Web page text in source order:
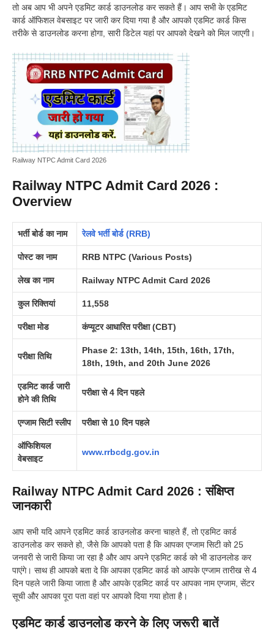
तो अब आप भी अपने एडमिट कार्ड डाउनलोड कर सकते हैं। आप सभी के एडमिट
कार्ड ऑफिशल वेबसाइट पर जारी कर दिया गया है और आपको एडमिट कार्ड किस
तरीके से डाउनलोड करना होगा, सारी डिटेल यहां पर आपको देखने को मिल जाएगी।
Railway NTPC Admit Card 2026
Railway NTPC Admit Card 2026 :
Overview
भर्ती बोर्ड का नाम रेलवे भर्ती बोर्ड (RRB)
पोस्ट का नाम RRB NTPC (Various Posts)
लेख का नाम Railway NTPC Admit Card 2026
कुल रिक्तियां 11,558
परीक्षा मोड कंप्यूटर आधारित परीक्षा (CBT)
परीक्षा तिथि
Phase 2: 13th, 14th, 15th, 16th, 17th,
18th, 19th, and 20th June 2026
एडमिट कार्ड जारी
होने की तिथि
परीक्षा से 4 दिन पहले
एग्जाम सिटी स्लीप परीक्षा से 10 दिन पहले
ऑफिशियल
वेबसाइट
www.rrbcdg.gov.in
Railway NTPC Admit Card 2026 : संक्षिप्त
जानकारी
आप सभी यदि आपने एडमिट कार्ड डाउनलोड करना चाहते हैं, तो एडमिट कार्ड
डाउनलोड कर सकते हो, जैसे कि आपको पता है कि आपका एग्जाम सिटी को 25
जनवरी से जारी किया जा रहा है और आप अपने एडमिट कार्ड को भी डाउनलोड कर
पाएंगे। साथ ही आपको बता दे कि आपका एडमिट कार्ड को आपके एग्जाम तारीख से 4
दिन पहले जारी किया जाता है और आपके एडमिट कार्ड पर आपका नाम एग्जाम, सेंटर
सूची और आपका पूरा पता वहां पर आपको दिया गया होता है।
एडमिट कार्ड डाउनलोड करने के लिए जरूरी बातें